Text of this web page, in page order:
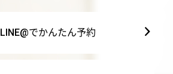
LINE@でかんたん予約